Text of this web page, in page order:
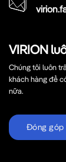
VIRION
Chúng tôi luôn
khách hàng để
nữa.
Đóng góp